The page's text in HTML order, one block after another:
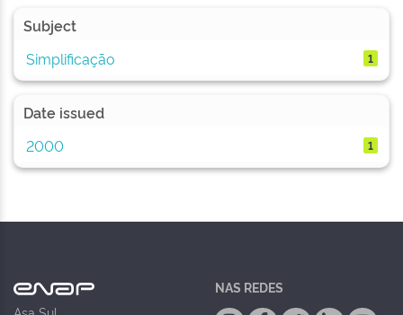
Subject
Simplificação
1
Date issued
2000
1
NAS REDES